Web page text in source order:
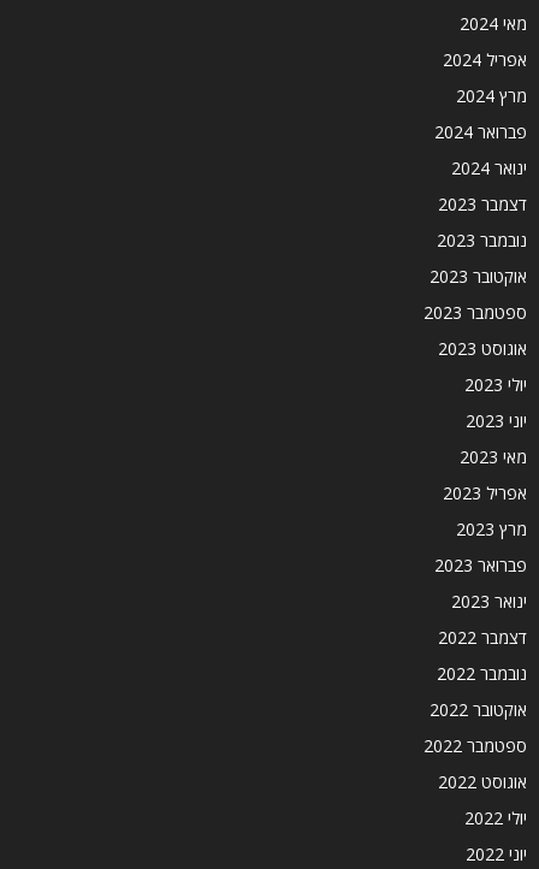
מאי 2024
אפריל 2024
מרץ 2024
פברואר 2024
ינואר 2024
דצמבר 2023
נובמבר 2023
אוקטובר 2023
ספטמבר 2023
אוגוסט 2023
יולי 2023
יוני 2023
מאי 2023
אפריל 2023
מרץ 2023
פברואר 2023
ינואר 2023
דצמבר 2022
נובמבר 2022
אוקטובר 2022
ספטמבר 2022
אוגוסט 2022
יולי 2022
יוני 2022